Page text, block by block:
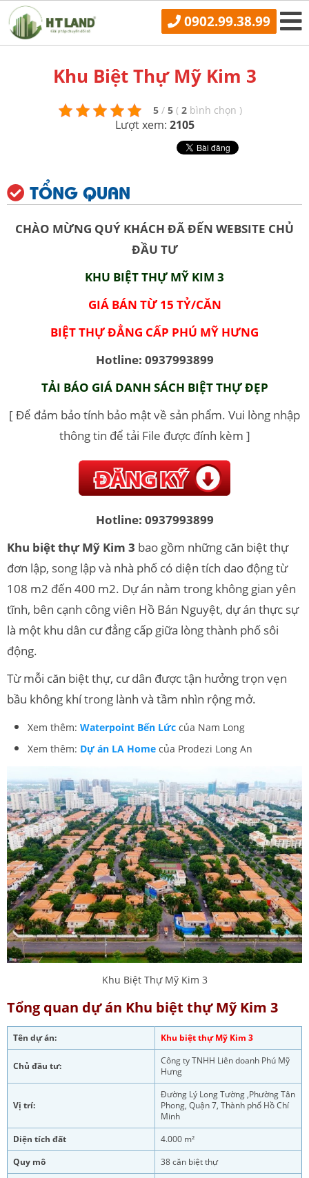
0902.99.38.99
Khu Biệt Thự Mỹ Kim 3
5 / 5 ( 2 bình chọn )
Lượt xem: 2105
TỔNG QUAN
CHÀO MỪNG QUÝ KHÁCH ĐÃ ĐẾN WEBSITE CHỦ
ĐẦU TƯ
KHU BIỆT THỰ MỸ KIM 3
GIÁ BÁN TỪ 15 TỶ/CĂN
BIỆT THỰ ĐẲNG CẤP PHÚ MỸ HƯNG
Hotline: 0937993899
TẢI BÁO GIÁ DANH SÁCH BIỆT THỰ ĐẸP
[ Để đảm bảo tính bảo mật về sản phẩm. Vui lòng nhập
thông tin để tải File được đính kèm ]
Hotline: 0937993899
Khu biệt thự Mỹ Kim 3 bao gồm những căn biệt thự
đơn lập, song lập và nhà phố có diện tích dao động từ
108 m2 đến 400 m2. Dự án nằm trong không gian yên
tĩnh, bên cạnh công viên Hồ Bán Nguyệt, dự án thực sự
là một khu dân cư đẳng cấp giữa lòng thành phố sôi
động.
Từ mỗi căn biệt thự, cư dân được tận hưởng trọn vẹn
bầu không khí trong lành và tầm nhìn rộng mở.
Xem thêm: Waterpoint Bến Lức của Nam Long
Xem thêm: Dự án LA Home của Prodezi Long An
Khu Biệt Thự Mỹ Kim 3
Tổng quan dự án Khu biệt thự Mỹ Kim 3
Tên dự án: Khu biệt thự Mỹ Kim 3
Chủ đầu tư:
Công ty TNHH Liên doanh Phú Mỹ
Hưng
Vị trí:
Đường Lý Long Tường ,Phường Tân
Phong, Quận 7, Thành phố Hồ Chí
Minh
Diện tích đất
4.000 m²
Quy mô
38 căn biệt thự